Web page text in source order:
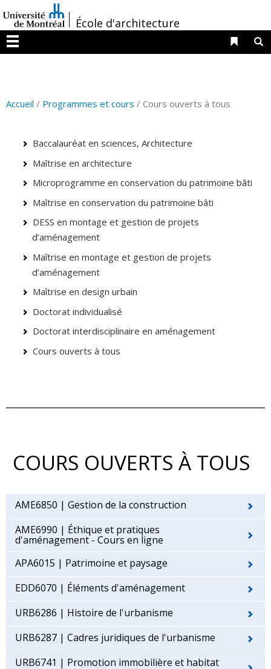
au
contenu
/École d'architecture
Menu
Liens
Accueil / Programmes et cours / Cours ouverts à tous
Baccalauréat en sciences, Architecture
Maîtrise en architecture
Microprogramme en conservation du patrimoine bâti
Maîtrise en conservation du patrimoine bâti
DESS en montage et gestion de projets
d’aménagement
Maîtrise en montage et gestion de projets
d’aménagement
Maîtrise en design urbain
Doctorat individualisé
Doctorat interdisciplinaire en aménagement
Cours ouverts à tous
COURS OUVERTS À TOUS
AME6850 | Gestion de la construction
AME6990 | Éthique et pratiques
d'aménagement - Cours en ligne
APA6015 | Patrimoine et paysage
EDD6070 | Éléments d'aménagement
URB6286 | Histoire de l'urbanisme
URB6287 | Cadres juridiques de l'urbanisme
URB6741 | Promotion immobilière et habitat